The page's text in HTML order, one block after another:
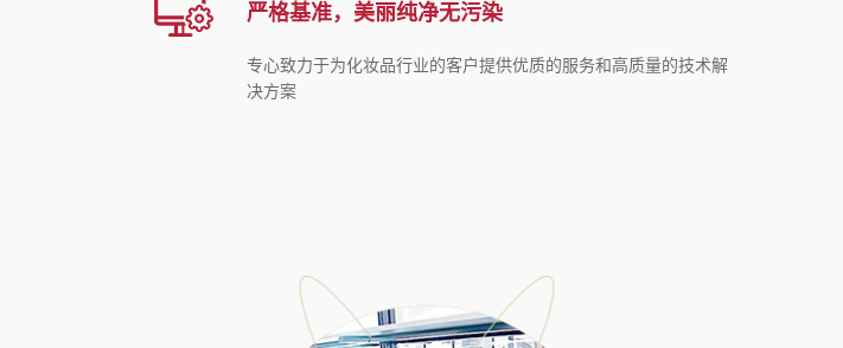
严格基准，美丽纯净无污染
专心致力于为化妆品行业的客户提供优质的服务和高质量的技术解
决方案